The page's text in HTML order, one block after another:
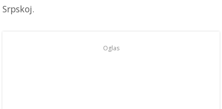
Srpskoj.
Oglas